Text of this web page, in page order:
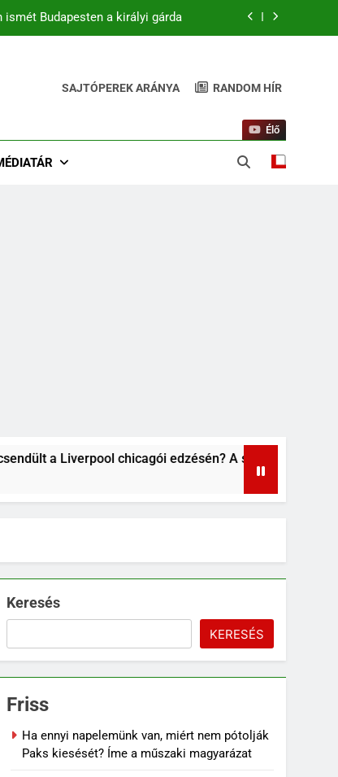
ismét Budapesten a királyi gárda
Match4 TV élőben 22:00-tól
kiszúrták a vicces pillanatot
SAJTÓPEREK ARÁNYA RANDOM HÍR
Élő
edzésén? A szurkolók kiszúrták a vicces
Keresés
KERESÉS
Friss
Ha ennyi napelemünk van, miért nem pótolják
Paks kiesését? Íme a műszaki magyarázat